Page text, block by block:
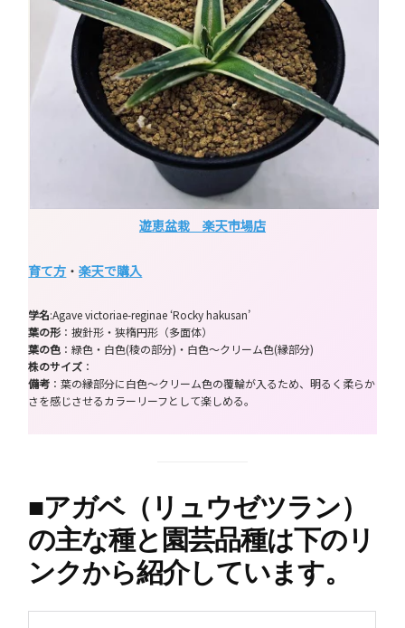
遊恵盆栽 楽天市場店
育て方 ・楽天で購入
学名:Agave victoriae-reginae ‘Rocky hakusan’
葉の形 ：披針形・狭楕円形（多面体）
葉の色 ：緑色・白色(稜の部分)・白色～クリーム色(縁部分)
株のサイズ ：
備考 ：葉の縁部分に白色～クリーム色の覆輪が入るため、明るく柔らか
さを感じさせるカラーリーフとして楽しめる。
■アガベ（リュウゼツラン）
の主な種と園芸品種は下のリ
ンクから紹介しています。